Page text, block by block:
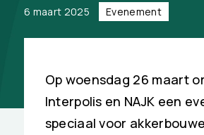
6 maart 2025 Evenement
Op woensdag 26 maart
Interpolis en NAJK een
speciaal voor